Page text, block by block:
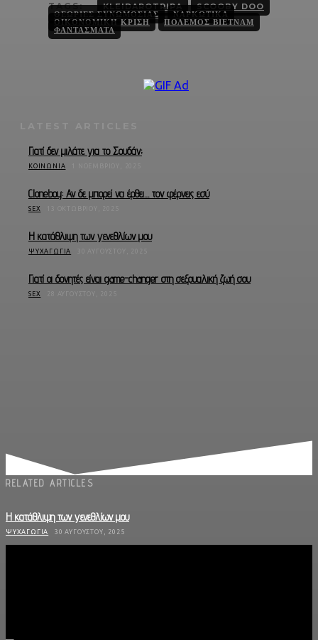
TAGS: KLEIDAROTRIPA SCOOBY DOO
ΘΕΩΡΊΕΣ ΣΥΝΩΜΟΣΊΑΣ ΝΑΡΚΩΤΙΚΆ
ΟΙΚΟΝΟΜΙΚΉ ΚΡΊΣΗ ΠΌΛΕΜΟΣ ΒΙΕΤΝΆΜ
ΦΑΝΤΆΣΜΑΤΑ
Γιατί δεν μιλάτε για το Σουδάν;
ΚΟΙΝΩΝΊΑ
Cloneboy: Αν δε μπορεί να έρθει… τον φέρνεις εσύ
SEX
Η κατάθλιψη των γενεθλίων μου
ΨΥΧΑΓΩΓΊΑ
Γιατί οι δονητές είναι game-changer στη σεξουαλική ζωή σου
SEX 28 ΑΥΓΟΎΣΤΟΥ, 2025
RELATED ARTICLES
Η κατάθλιψη των γενεθλίων μου
ΨΥΧΑΓΩΓΊΑ 30 ΑΥΓΟΎΣΤΟΥ, 2025